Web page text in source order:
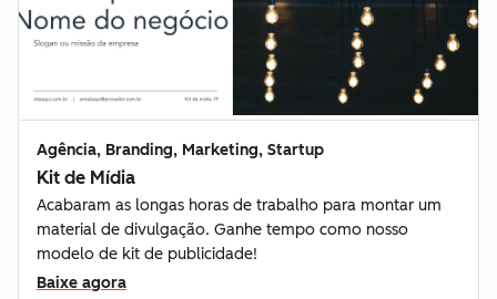
Agência, Branding, Marketing, Startup
Kit de Mídia
Acabaram as longas horas de trabalho para montar um
material de divulgação. Ganhe tempo como nosso
modelo de kit de publicidade!
Baixe agora